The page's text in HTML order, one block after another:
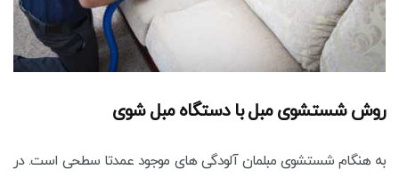
روش شستشوی مبل با دستگاه مبل شوی
به هنگام شستشوی مبلمان آلودگی های موجود عمدتا سطحی است. در